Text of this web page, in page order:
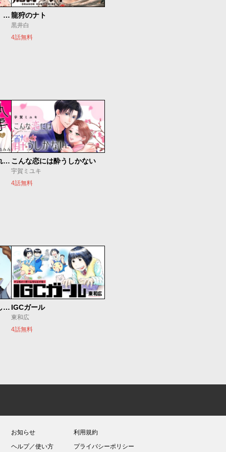
最強出戻り中年冒険者は、今さら命なんてかけたくない龍狩のナト
黒井白
4話無料
執事に初夜をおあずけされてます。 こんな恋には酔うしかない
宇賀ミユキ
4話無料
世界最強の魔女、始めました ～私だけ『攻略サイト』を見れる世界で自由に生きます～ IGCガール
東和広
4話無料
お知らせ
ヘルプ／使い方
利用規約
プライバシーポリシー